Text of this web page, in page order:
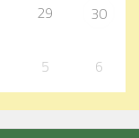
29 30
5 6